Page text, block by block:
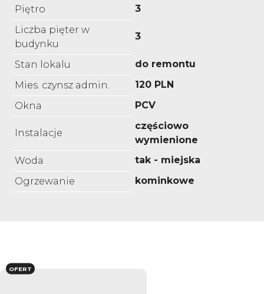
Piętro
3
Liczba pięter w
budynku
3
Stan lokalu
do remontu
Mies. czynsz admin.
120 PLN
Okna
PCV
Instalacje
częściowo
wymienione
Woda
tak - miejska
Ogrzewanie
kominkowe
OFERT